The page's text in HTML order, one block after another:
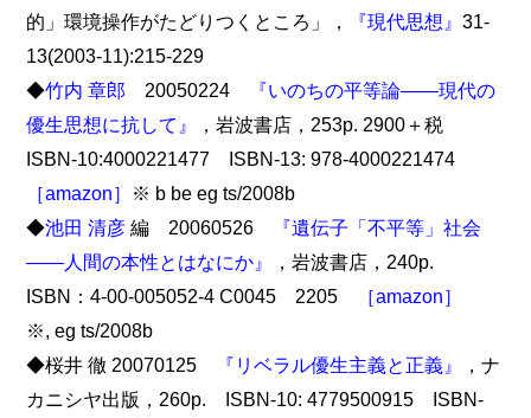
的」環境操作がたどりつくところ」，
『現代思想』31-
13(2003-11):215-229
◆竹内 章郎 20050224
『いのちの平等論――現代の
優生思想に抗して』
，岩波書店，253p. 2900＋税
ISBN-10:4000221477 ISBN-13: 978-4000221474
［amazon］ ※ b be eg ts/2008b
◆池田 清彦 編 20060526
『遺伝子「不平等」社会
――人間の本性とはなにか』
，岩波書店，240p.
ISBN：4-00-005052-4 C0045 2205
［amazon］
※, eg ts/2008b
◆桜井 徹 20070125
『リベラル優生主義と正義』
，ナ
カニシヤ出版，260p. ISBN-10: 4779500915 ISBN-